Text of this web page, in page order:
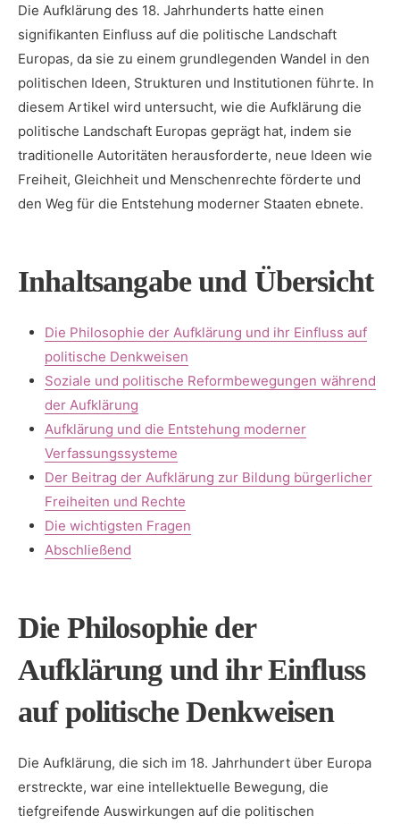
Die Aufklärung ⁢des ⁢18.‍ Jahrhunderts hatte⁤ einen
signifikanten Einfluss auf die politische Landschaft
Europas, da sie zu‍ einem​ grundlegenden Wandel in den
politischen Ideen, Strukturen und Institutionen‍ führte.⁣ In⁣
diesem Artikel wird ‍untersucht, ⁤wie die Aufklärung die
politische Landschaft Europas geprägt hat, indem sie
traditionelle ​Autoritäten herausforderte, neue ‌Ideen ​wie
Freiheit,‌ Gleichheit und Menschenrechte förderte und
den Weg für die Entstehung moderner ⁢Staaten ⁤ebnete.
Inhaltsangabe und Übersicht
Die Philosophie ‌der Aufklärung und⁤ ihr Einfluss⁣ auf
⁢politische Denkweisen
Soziale⁣ und⁤ politische Reformbewegungen während
der Aufklärung
Aufklärung⁢ und die Entstehung moderner
Verfassungssysteme
Der Beitrag der Aufklärung zur Bildung bürgerlicher
Freiheiten und Rechte
Die​ wichtigsten Fragen
Abschließend
Die Philosophie der
Aufklärung ‌und ihr Einfluss
auf politische Denkweisen
Die⁢ Aufklärung, die ⁢sich im⁤ 18. Jahrhundert ‌über⁣ Europa⁣
erstreckte, war eine intellektuelle Bewegung, die
tiefgreifende Auswirkungen ⁢auf die politischen